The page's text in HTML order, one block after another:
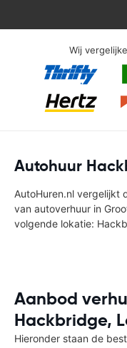
Wij
Autohuur
AutoHuren.nl vergelijkt
van autoverhuur in
volgende lokatie:
Aanbod
Hackbridge,
Hieronder staan de